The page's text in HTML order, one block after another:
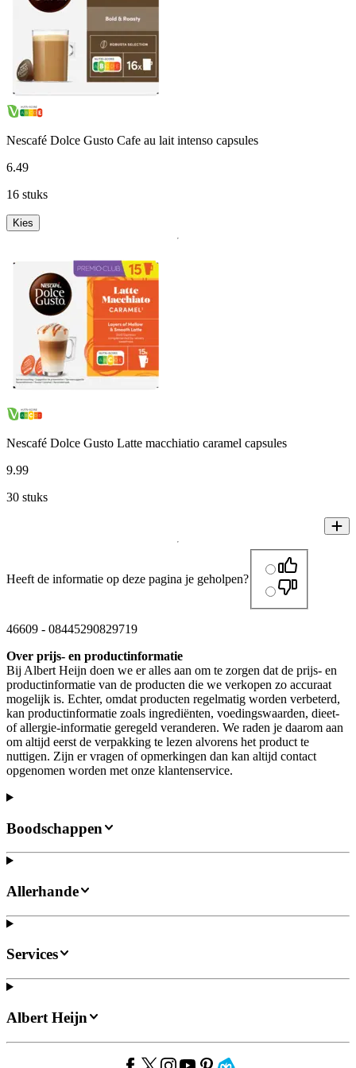
Nescafé Dolce Gusto Cafe au lait intenso capsules
6.49
16 stuks
Kies
Nescafé Dolce Gusto Latte macchiatio caramel capsules
9.99
30 stuks
Heeft de informatie op deze pagina je geholpen?
46609 - 08445290829719
Over prijs- en productinformatie
Bij Albert Heijn doen we er alles aan om te zorgen dat de prijs- en
productinformatie van de producten die we verkopen zo accuraat
mogelijk is. Echter, omdat producten regelmatig worden verbeterd,
kan productinformatie zoals ingrediënten, voedingswaarden, dieet-
of allergie-informatie geregeld veranderen. We raden je daarom aan
om altijd eerst de verpakking te lezen alvorens het product te
nuttigen. Zijn er vragen of opmerkingen dan kan altijd contact
opgenomen worden met onze klantenservice.
Boodschappen
Allerhande
Services
Albert Heijn